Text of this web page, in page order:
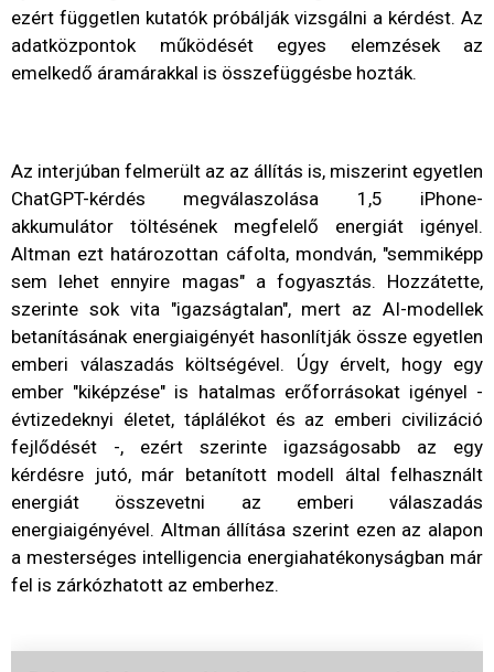
ezért független kutatók próbálják vizsgálni a kérdést. Az
adatközpontok működését egyes elemzések az
emelkedő áramárakkal is összefüggésbe hozták.
Az interjúban felmerült az az állítás is, miszerint egyetlen
ChatGPT-kérdés megválaszolása 1,5 iPhone-
akkumulátor töltésének megfelelő energiát igényel.
Altman ezt határozottan cáfolta, mondván, "semmiképp
sem lehet ennyire magas" a fogyasztás. Hozzátette,
szerinte sok vita "igazságtalan", mert az AI-modellek
betanításának energiaigényét hasonlítják össze egyetlen
emberi válaszadás költségével. Úgy érvelt, hogy egy
ember "kiképzése" is hatalmas erőforrásokat igényel -
évtizedeknyi életet, táplálékot és az emberi civilizáció
fejlődését -, ezért szerinte igazságosabb az egy
kérdésre jutó, már betanított modell által felhasznált
energiát összevetni az emberi válaszadás
energiaigényével. Altman állítása szerint ezen az alapon
a mesterséges intelligencia energiahatékonyságban már
fel is zárkózhatott az emberhez.